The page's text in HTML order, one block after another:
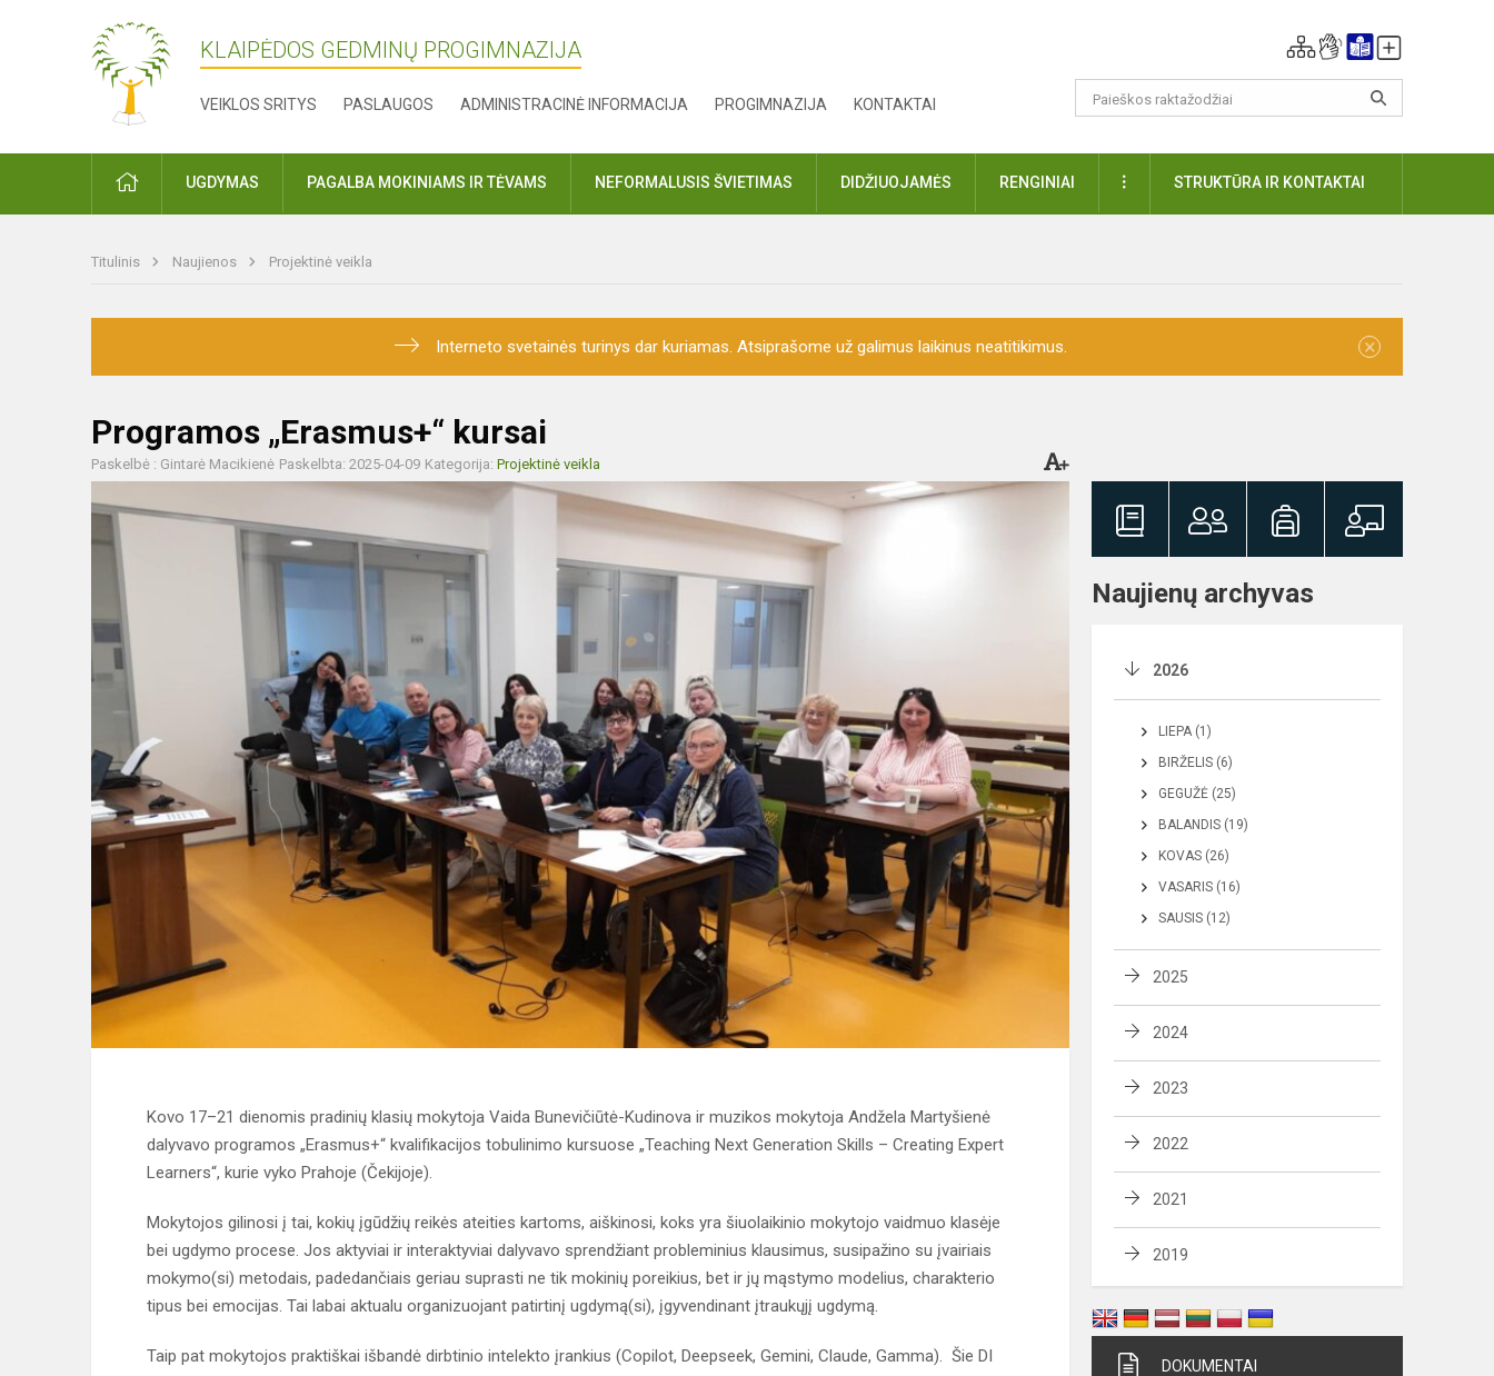
KLAIPĖDOS GEDMINŲ PROGIMNAZIJA
VEIKLOS SRITYS PASLAUGOS ADMINISTRACINĖ INFORMACIJA PROGIMNAZIJA KONTAKTAI
PRADŽIAUGDYMAS PAGALBA MOKINIAMS IR TĖVAMS NEFORMALUSIS ŠVIETIMAS DIDŽIUOJAMĖS RENGINIAI DAUGIAUSTRUKTŪRA IR KONTAKTAI
Titulinis Naujienos Projektinė veikla
Interneto svetainės turinys dar kuriamas. Atsiprašome už galimus laikinus neatitikimus. ×
Programos „Erasmus+“ kursai
Paskelbė : Gintarė Macikienė Paskelbta: 2025-04-09 Kategorija: Projektinė veikla
Kovo 17–21 dienomis pradinių klasių mokytoja Vaida Bunevičiūtė-Kudinova ir muzikos mokytoja Andžela Martyšienė
dalyvavo programos „Erasmus+“ kvalifikacijos tobulinimo kursuose „Teaching Next Generation Skills – Creating Expert
Learners“, kurie vyko Prahoje (Čekijoje).
Mokytojos gilinosi į tai, kokių įgūdžių reikės ateities kartoms, aiškinosi, koks yra šiuolaikinio mokytojo vaidmuo klasėje
bei ugdymo procese. Jos aktyviai ir interaktyviai dalyvavo sprendžiant probleminius klausimus, susipažino su įvairiais
mokymo(si) metodais, padedančiais geriau suprasti ne tik mokinių poreikius, bet ir jų mąstymo modelius, charakterio
tipus bei emocijas. Tai labai aktualu organizuojant patirtinį ugdymą(si), įgyvendinant įtraukųjį ugdymą.
Taip pat mokytojos praktiškai išbandė dirbtinio intelekto įrankius (Copilot, Deepseek, Gemini, Claude, Gamma). Šie DI
Naujienų archyvas
2026
LIEPA (1)
BIRŽELIS (6)
GEGUŽĖ (25)
BALANDIS (19)
KOVAS (26)
VASARIS (16)
SAUSIS (12)
2025
2024
2023
2022
2021
2019
DOKUMENTAI